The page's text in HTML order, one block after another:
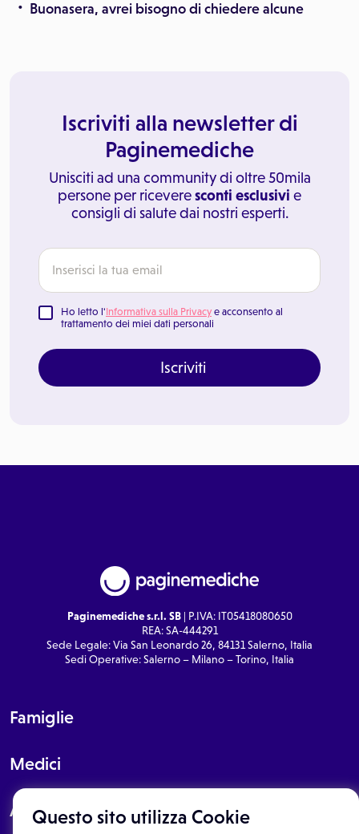
Questo sito utilizza Cookie
Buonasera, avrei bisogno di chiedere alcune
Iscriviti alla newsletter di
Paginemediche
Unisciti ad una community di oltre 50mila
persone per riceveresconti esclusivi e
consigli di salute dai nostri esperti.
Ho letto l'Informativa sulla Privacy e acconsento al
trattamento dei miei dati personali
Iscriviti
Paginemediche s.r.l. SB| P.IVA: IT05418080650
REA: SA-444291
Sede Legale: Via San Leonardo 26, 84131 Salerno, Italia
Sedi Operative: Salerno – Milano – Torino, Italia
Famiglie
Medici
About